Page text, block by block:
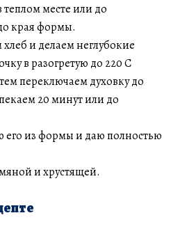
теплом месте или до
края формы.
и делаем неглубокие
в разогретую до 220 С
переключаем духовку до
20 минут или до
его из формы и даю полностью
и хрустящей.